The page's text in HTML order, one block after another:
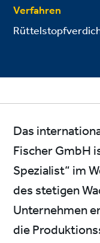
Verfahren
Das
Fischer GmbH
Spezialist“ im
des stetigen
Unternehmen
die